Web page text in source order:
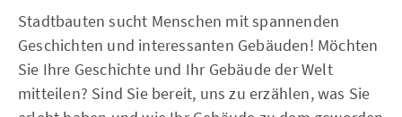
Stadtbauten sucht Menschen mit spannenden
Geschichten und interessanten Gebäuden! Möchten
Sie Ihre Geschichte und Ihr Gebäude der Welt
mitteilen? Sind Sie bereit, uns zu erzählen, was Sie